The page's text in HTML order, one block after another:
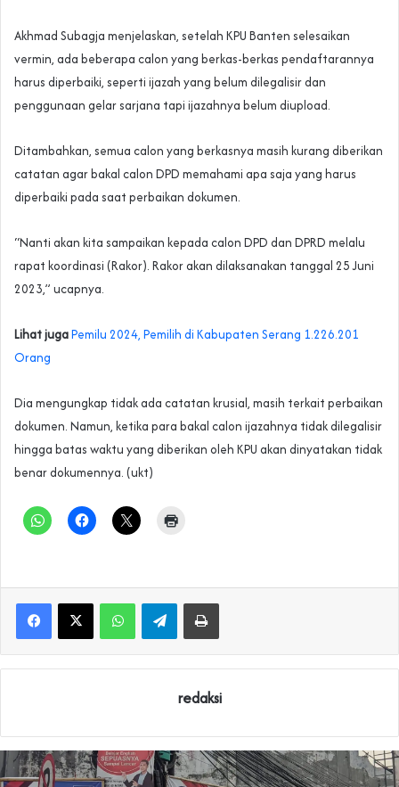
Akhmad Subagja menjelaskan, setelah KPU Banten selesaikan
vermin, ada beberapa calon yang berkas-berkas pendaftarannya
harus diperbaiki, seperti ijazah yang belum dilegalisir dan
penggunaan gelar sarjana tapi ijazahnya belum diupload.
Ditambahkan, semua calon yang berkasnya masih kurang diberikan
catatan agar bakal calon DPD memahami apa saja yang harus
diperbaiki pada saat perbaikan dokumen.
“Nanti akan kita sampaikan kepada calon DPD dan DPRD melalu
rapat koordinasi (Rakor). Rakor akan dilaksanakan tanggal 25 Juni
2023,” ucapnya.
Lihat jugaPemilu 2024, Pemilih di Kabupaten Serang 1.226.201
Orang
Dia mengungkap tidak ada catatan krusial, masih terkait perbaikan
dokumen. Namun, ketika para bakal calon ijazahnya tidak dilegalisir
hingga batas waktu yang diberikan oleh KPU akan dinyatakan tidak
benar dokumennya. (ukt)
WhatsAppTelegramPrint
redaksi